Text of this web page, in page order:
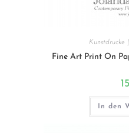
Kunstdrucke
Fine Art Print On
In den